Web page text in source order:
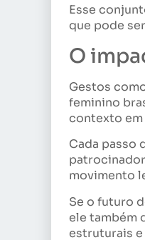
Esse
que pode
O
Gestos
feminino
contexto em
Cada passo
movimento
Se o futuro
ele também
estruturais